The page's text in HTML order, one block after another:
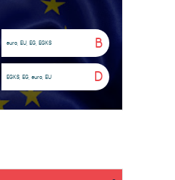
B
euro, EU, EG, EGKS
D
EGKS, EG, euro, EU